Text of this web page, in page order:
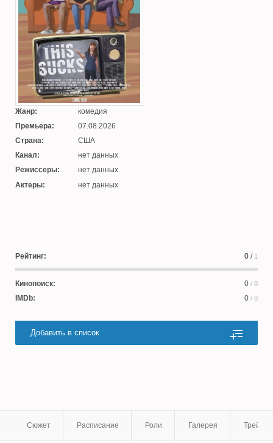
Жанр:
комедия
Премьера:
07.08.2026
Страна:
США
Канал:
нет данных
Режиссеры:
нет данных
Актеры:
нет данных
Рейтинг: 0 / 1
Кинопоиск: 0 / 0
IMDb: 0 / 0
Добавить в список
Сюжет Расписание Роли Галерея